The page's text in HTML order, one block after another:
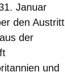
Januar
den Austritt
der
und